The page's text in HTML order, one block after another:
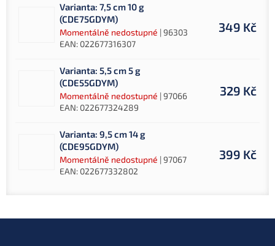
Varianta: 7,5 cm 10 g
(CDE75GDYM)
Momentálně nedostupné | 96303
EAN: 022677316307
349 Kč
Varianta: 5,5 cm 5 g
(CDE55GDYM)
Momentálně nedostupné | 97066
EAN: 022677324289
329 Kč
Varianta: 9,5 cm 14 g
(CDE95GDYM)
Momentálně nedostupné | 97067
EAN: 022677332802
399 Kč